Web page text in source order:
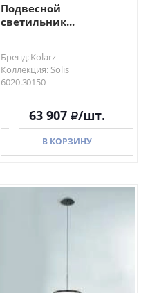
Подвесной
светильник...
Бренд: Kolarz
Коллекция: Solis
6020.30150
63 907 /шт.
В КОРЗИНУ